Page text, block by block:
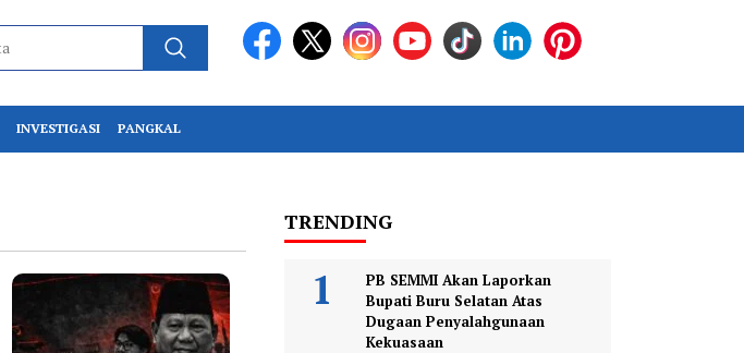
INVESTIGASI PANGKAL
TRENDING
PB SEMMI Akan Laporkan
Bupati Buru Selatan Atas
Dugaan Penyalahgunaan
Kekuasaan